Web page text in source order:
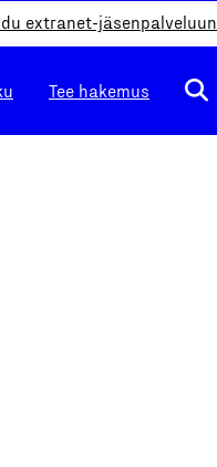
extranet-jäsenpalveluun
Tee hakemus